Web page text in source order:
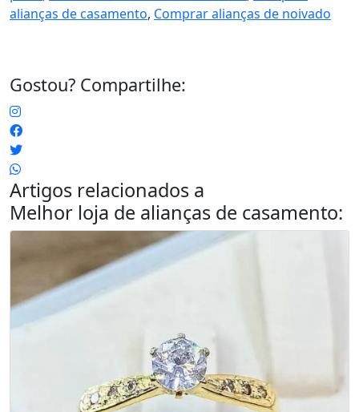
alianças de casamento, Comprar alianças de noivado
Gostou? Compartilhe:
Artigos relacionados a
Melhor loja de alianças de casamento: